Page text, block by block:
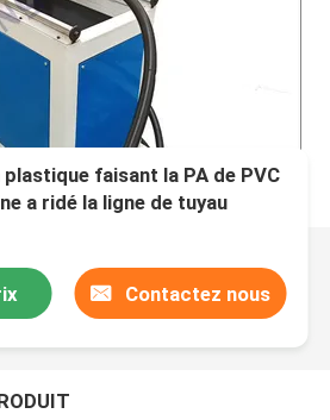
plastique faisant la PA de PVC
a ridé la ligne de tuyau
Contactez nous